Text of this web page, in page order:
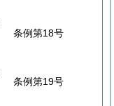
条例第18号
条例第19号